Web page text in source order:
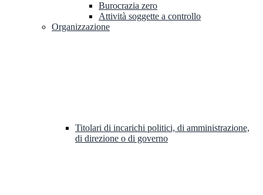
Burocrazia zero
Attività soggette a controllo
Organizzazione
Titolari di incarichi politici, di amministrazione,
di direzione o di governo